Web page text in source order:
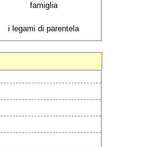
famiglia
i legami di parentela